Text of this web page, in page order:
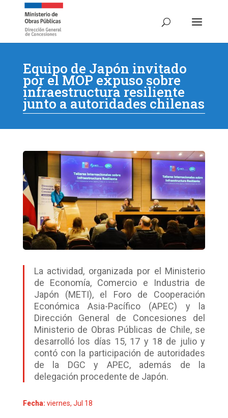
Equipo de Japón invitado
por el MOP expuso sobre
infraestructura resiliente
junto a autoridades chilenas
La actividad, organizada por el Ministerio
de Economía, Comercio e Industria de
Japón (METI), el Foro de Cooperación
Económica Asia-Pacífico (APEC) y la
Dirección General de Concesiones del
Ministerio de Obras Públicas de Chile, se
desarrolló los días 15, 17 y 18 de julio y
contó con la participación de autoridades
de la DGC y APEC, además de la
delegación procedente de Japón.
Fecha: viernes, Jul 18